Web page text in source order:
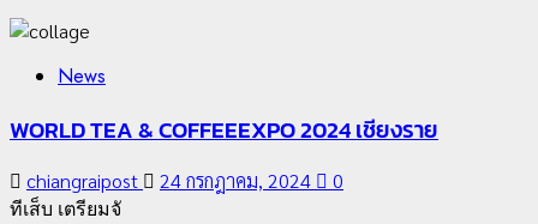
News
WORLD TEA & COFFEEEXPO 2024 เชียงราย
chiangraipost 24 กรกฎาคม, 2024 0
ทีเส็บ เตรียมจั